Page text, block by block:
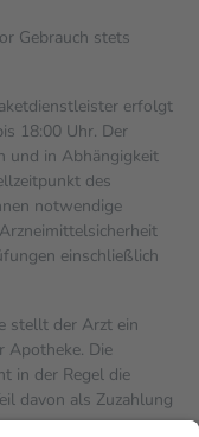
Gebrauch stets
erfolgt
18:00 Uhr. Der
und in Abhängigkeit
des
notwendige
einschließlich
stellt der Arzt ein
Apotheke. Die
in der Regel die
davon als Zuzahlung